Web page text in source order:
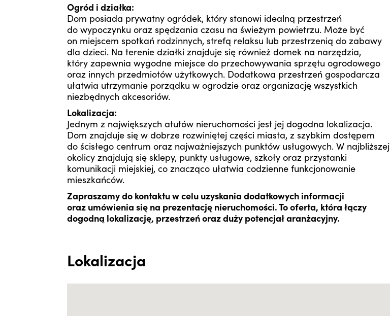
Ogród i działka:
Dom posiada prywatny ogródek, który stanowi idealną przestrzeń
do wypoczynku oraz spędzania czasu na świeżym powietrzu. Może być
on miejscem spotkań rodzinnych, strefą relaksu lub przestrzenią do zabawy
dla dzieci. Na terenie działki znajduje się również domek na narzędzia,
który zapewnia wygodne miejsce do przechowywania sprzętu ogrodowego
oraz innych przedmiotów użytkowych. Dodatkowa przestrzeń gospodarcza
ułatwia utrzymanie porządku w ogrodzie oraz organizację wszystkich
niezbędnych akcesoriów.
Lokalizacja:
Jednym z największych atutów nieruchomości jest jej dogodna lokalizacja.
Dom znajduje się w dobrze rozwiniętej części miasta, z szybkim dostępem
do ścisłego centrum oraz najważniejszych punktów usługowych. W najbliższej
okolicy znajdują się sklepy, punkty usługowe, szkoły oraz przystanki
komunikacji miejskiej, co znacząco ułatwia codzienne funkcjonowanie
mieszkańców.
Zapraszamy do kontaktu w celu uzyskania dodatkowych informacji
oraz umówienia się na prezentację nieruchomości. To oferta, która łączy
dogodną lokalizację, przestrzeń oraz duży potencjał aranżacyjny.
Lokalizacja